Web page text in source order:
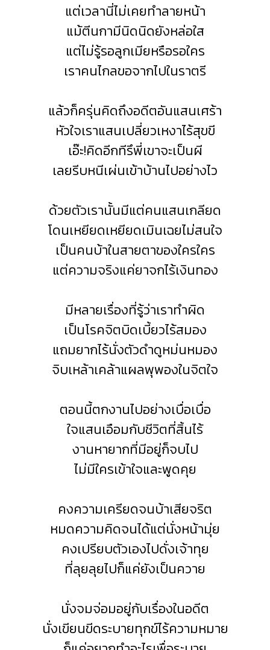
แต่เวลานี่ไม่เคยทำลายหน้า
แม้ตีนกามีนิดนิดยังหล่อใส
แต่ไม่รู้รอลูกเมียหรือรอใคร
เราคนไกลขอจากไปในราตรี
แล้วก็ครุ่นคิดถึงอดีตอันแสนเศร้า
หัวใจเราแสนเปลี่ยวเหงาไร้สุขขี
เอ๊ะ!คิดอีกทีรึพี่เขาจะเป็นผี
เลยรีบหนีเผ่นเข้าบ้านไปอย่างไว
ด้วยตัวเรานั้นมีแต่คนแสนเกลียด
โดนเหยียดเหยียดเมินเฉยไม่สนใจ
เป็นคนบ้าในสายตาของใครใคร
แต่ความจริงแค่ยาจกไร้เงินทอง
มีหลายเรื่องที่รู้ว่าเราทำผิด
เป็นโรคจิตบิดเบี้ยวไร้สมอง
แถมยากไร้นั่งตัวดำดูหม่นหมอง
จิบเหล้าเคล้าแผลพุพองในจิตใจ
ตอนนี้ตกงานไปอย่างเบื่อเบื่อ
ใจแสนเอือมกับชีวิตที่สิ้นไร้
งานหายากที่มีอยู่ก็จบไป
ไม่มีใครเข้าใจและพูดคุย
คงความเครียดจนบ้าเสียจริต
หมดความคิดจนได้แต่นั่งหน้ามุ่ย
คงเปรียบตัวเองไปดั่งเจ้าทุย
ที่ลุยลุยไปก็แค่ยังเป็นควาย
นั่งจมจ่อมอยู่กับเรื่องในอดีต
นั่งเขียนขีดระบายทุกข์ไร้ความหมาย